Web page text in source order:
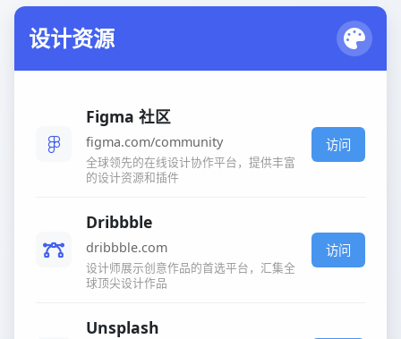
设计资源
Figma 社区
figma.com/community
全球领先的在线设计协作平台，提供丰富
的设计资源和插件
访问
Dribbble
dribbble.com
设计师展示创意作品的首选平台，汇集全
球顶尖设计作品
访问
Unsplash